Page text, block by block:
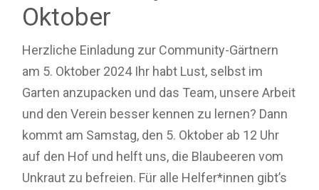
Oktober
Herzliche Einladung zur Community-Gärtnern
am 5. Oktober 2024 Ihr habt Lust, selbst im
Garten anzupacken und das Team, unsere Arbeit
und den Verein besser kennen zu lernen? Dann
kommt am Samstag, den 5. Oktober ab 12 Uhr
auf den Hof und helft uns, die Blaubeeren vom
Unkraut zu befreien. Für alle Helfer*innen gibt’s